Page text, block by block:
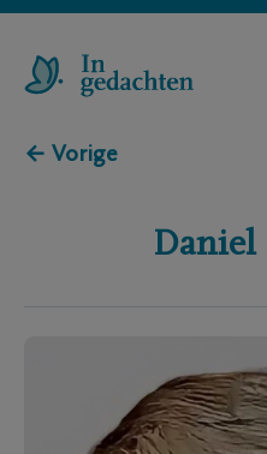
← Vorige
Daniel